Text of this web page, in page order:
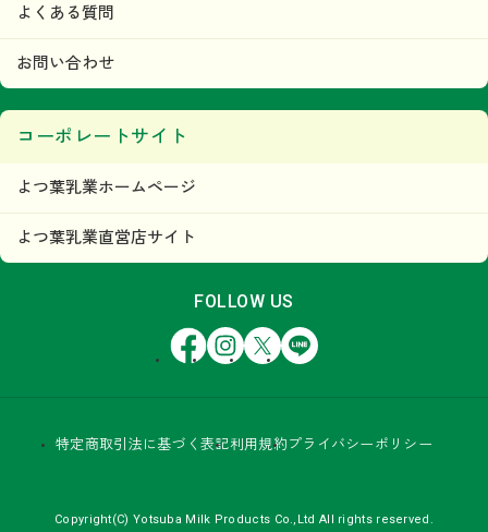
よくある質問
お問い合わせ
コーポレートサイト
よつ葉乳業ホームページ
よつ葉乳業直営店サイト
FOLLOW US
FacebookInstagram
X LINE
特定商取引法に基づく表記利用規約 プライバシーポリシー
Copyright(C) Yotsuba Milk Products Co.,Ltd All rights reserved.